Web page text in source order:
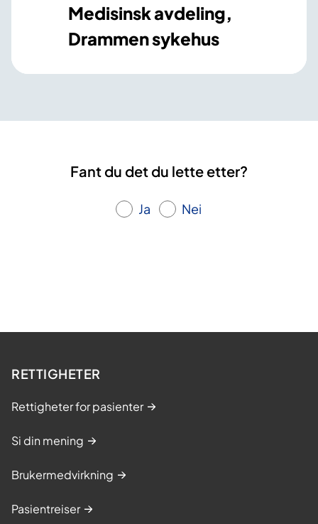
Medisinsk avdeling,
Drammen sykehus
Fant du det du lette etter?
Ja Nei
RETTIGHETER
Rettigheter for pasienter
Si din mening
Brukermedvirkning
Pasientreiser